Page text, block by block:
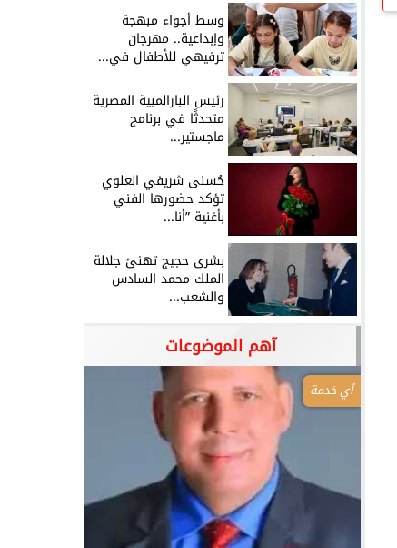
وسط أجواء مبهجة
وإبداعية.. مهرجان
ترفيهي للأطفال في...
رئيس البارالمبية المصرية
متحدثًا في برنامج
ماجستير...
حُسنى شريفي العلوي
تؤكد حضورها الفني
بأغنية ”أنا...
بشرى حجيج تهنئ جلالة
الملك محمد السادس
والشعب...
آهم الموضوعات
أي خدمة